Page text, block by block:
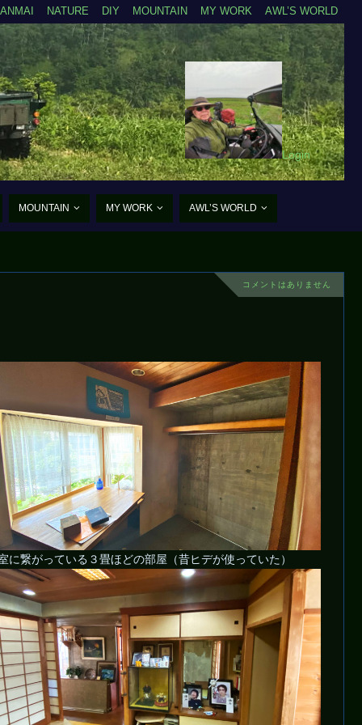
NATURE DIY MOUNTAIN MY WORK AWL’S WORLD
Login
MOUNTAIN MY WORK AWL’S WORLD
コメントはありません
に繋がっている３畳ほどの部屋（昔ヒデが使っていた）